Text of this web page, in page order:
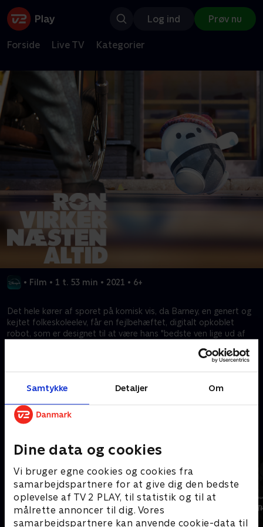
Samtykke Detaljer Om
Dine data og cookies
Vi bruger egne cookies og cookies fra
samarbejdspartnere for at give dig den bedste
oplevelse af TV 2 PLAY, til statistik og til at
målrette annoncer til dig. Vores
samarbejdspartnere kan anvende cookie-data til
Log ind Prøv nu
Forside Live TV Kategorier
• Film • 1 t. 53 min • 2021 • 6+
Det hele kører af sporet på komisk vis, da Barney, en genert og
kejtet folkeskoleelev, får en fejlbehæftet, digitalt opkoblet
robot, som er designet til at være hans "bedste ven lige ud af
kontrast til de sociale mediers tidsalder, da en dreng og hans
Kræver tilkøb
Mere indhold fra Disney+